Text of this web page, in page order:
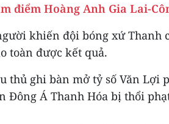
điểm Hoàng Anh Gia Lai-
khiến đội bóng xứ Thanh
toàn được kết quả.
thủ ghi bàn mở tỷ số Văn Lợi
Đông Á Thanh Hóa bị thổi